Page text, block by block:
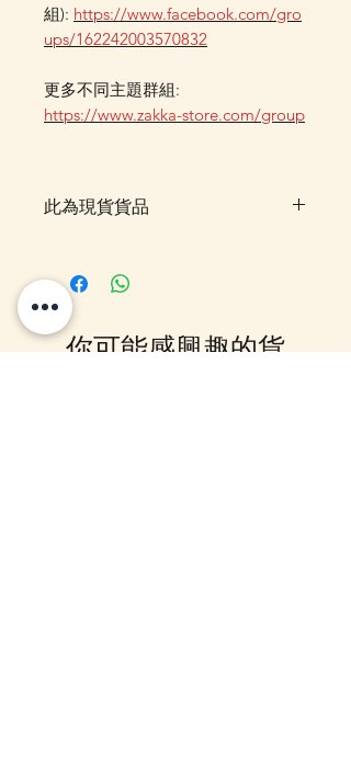
組): https://www.facebook.com/gro
ups/162242003570832
更多不同主題群組:
https://www.zakka-store.com/group
此為現貨貨品
Out 購買, 如系統顯示為"無庫
存"或"未能放入購物車時, 可以
Facebook PM 或 Whatsapp 我們
訂貨, 詳情請Facebook PM 或
你可能感興趣的貨